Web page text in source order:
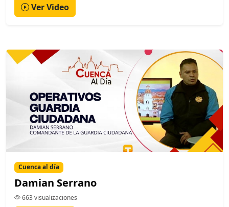
Ver Video
Cuenca al día
Damian Serrano
663 visualizaciones